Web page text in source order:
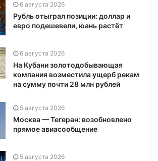
6 августа 2026
Рубль отыграл позиции: доллар и
евро подешевели, юань растёт
6 августа 2026
На Кубани золотодобывающая
компания возместила ущерб рекам
на сумму почти 28 млн рублей
5 августа 2026
Москва — Тегеран: возобновлено
прямое авиасообщение
5 августа 2026